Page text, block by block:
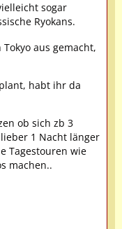
sogar
Ryokans.
aus gemacht,
habt ihr da
ob sich zb 3
1 Nacht länger
Tagestouren wie
machen..